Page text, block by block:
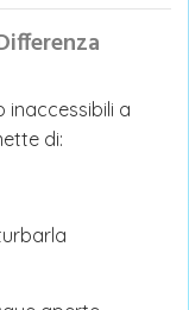
inaccessibili a
di: